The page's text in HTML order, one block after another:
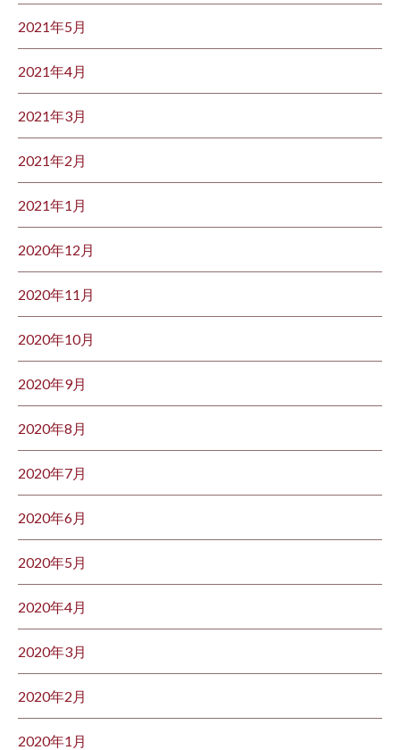
2021年5月
2021年4月
2021年3月
2021年2月
2021年1月
2020年12月
2020年11月
2020年10月
2020年9月
2020年8月
2020年7月
2020年6月
2020年5月
2020年4月
2020年3月
2020年2月
2020年1月